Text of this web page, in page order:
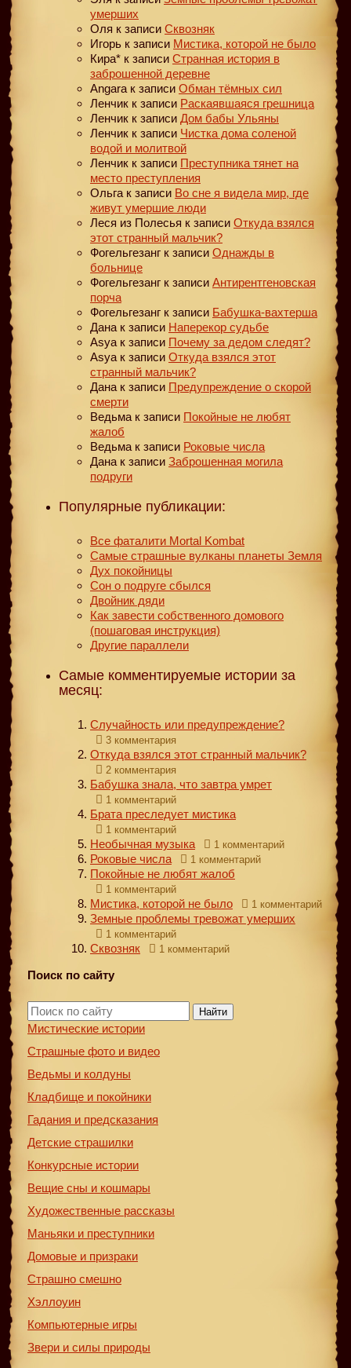
умерших
Оля к записи Сквозняк
Игорь к записи Мистика, которой не было
Кира* к записи Странная история в
заброшенной деревне
Angara к записи Обман тёмных сил
Ленчик к записи Раскаявшаяся грешница
Ленчик к записи Дом бабы Ульяны
Ленчик к записи Чистка дома соленой
водой и молитвой
Ленчик к записи Преступника тянет на
место преступления
Ольга к записи Во сне я видела мир, где
живут умершие люди
Леся из Полесья к записи Откуда взялся
этот странный мальчик?
Фогельгезанг к записи Однажды в
больнице
Фогельгезанг к записи Антирентгеновская
порча
Фогельгезанг к записи Бабушка-вахтерша
Дана к записи Наперекор судьбе
Asya к записи Почему за дедом следят?
Asya к записи Откуда взялся этот
странный мальчик?
Дана к записи Предупреждение о скорой
смерти
Ведьма к записи Покойные не любят
жалоб
Ведьма к записи Роковые числа
Дана к записи Заброшенная могила
подруги
Популярные публикации:
Все фаталити Mortal Kombat
Самые страшные вулканы планеты Земля
Дух покойницы
Сон о подруге сбылся
Двойник дяди
Как завести собственного домового
(пошаговая инструкция)
Другие параллели
Самые комментируемые истории за
месяц:
Случайность или предупреждение?
3 комментария
Откуда взялся этот странный мальчик?
2 комментария
Бабушка знала, что завтра умрет
1 комментарий
Брата преследует мистика
1 комментарий
Необычная музыка 1 комментарий
Роковые числа 1 комментарий
Покойные не любят жалоб
1 комментарий
Мистика, которой не было 1 комментарий
Земные проблемы тревожат умерших
1 комментарий
Сквозняк 1 комментарий
Поиск по сайту
Найти
Мистические истории
Страшные фото и видео
Ведьмы и колдуны
Кладбище и покойники
Гадания и предсказания
Детские страшилки
Конкурсные истории
Вещие сны и кошмары
Художественные рассказы
Маньяки и преступники
Домовые и призраки
Страшно смешно
Хэллоуин
Компьютерные игры
Звери и силы природы